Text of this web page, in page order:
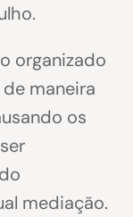
organizado
maneira
os
mediação.